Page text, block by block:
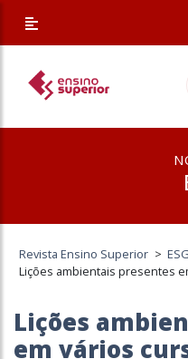
Revista Ensino Superior > ESG
Lições ambientais presentes
Lições
em vários